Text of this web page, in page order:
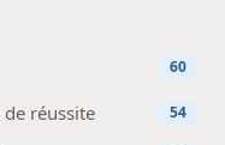
60
réussite 54